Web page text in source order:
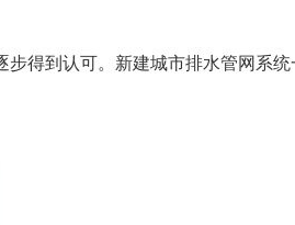
得到认可。新建城市排水管网系